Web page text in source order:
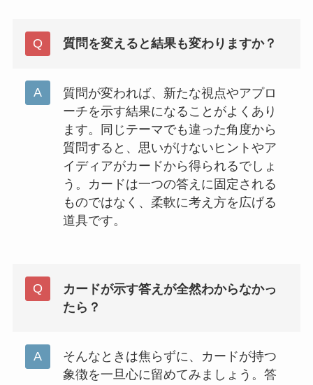
質問を変えると結果も変わりますか？
質問が変われば、新たな視点やアプロ
ーチを示す結果になることがよくあり
ます。同じテーマでも違った角度から
質問すると、思いがけないヒントやア
イディアがカードから得られるでしょ
う。カードは一つの答えに固定される
ものではなく、柔軟に考え方を広げる
道具です。
カードが示す答えが全然わからなかっ
たら？
そんなときは焦らずに、カードが持つ
象徴を一旦心に留めてみましょう。答